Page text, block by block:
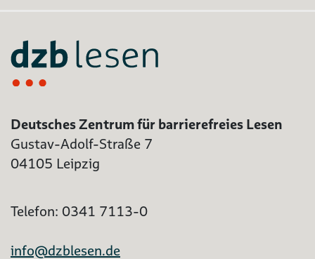
Deutsches Zentrum für barrierefreies Lesen
Gustav-Adolf-Straße 7
04105 Leipzig
Telefon: 0341 7113-0
info@dzblesen.de